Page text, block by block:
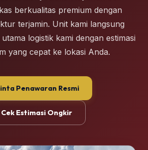
berkualitas premium dengan
terjamin. Unit kami langsung
logistik kami dengan estimasi
yang cepat ke lokasi Anda.
Penawaran Resmi
Cek Estimasi Ongkir